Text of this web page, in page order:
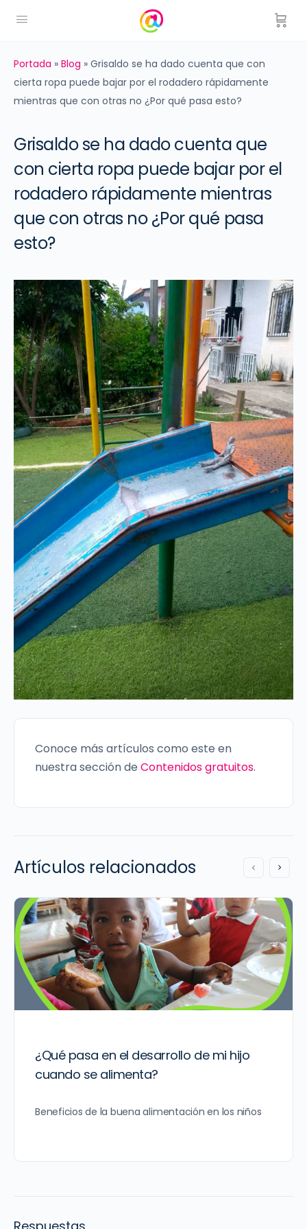
Portada » Blog » Grisaldo se ha dado cuenta que con
cierta ropa puede bajar por el rodadero rápidamente
mientras que con otras no ¿Por qué pasa esto?
Grisaldo se ha dado cuenta que
con cierta ropa puede bajar por el
rodadero rápidamente mientras
que con otras no ¿Por qué pasa
esto?
Conoce más artículos como este en
nuestra sección de Contenidos gratuitos.
Artículos relacionados
¿Qué pasa en el desarrollo de mi hijo
cuando se alimenta?
Beneficios de la buena alimentación en los niños